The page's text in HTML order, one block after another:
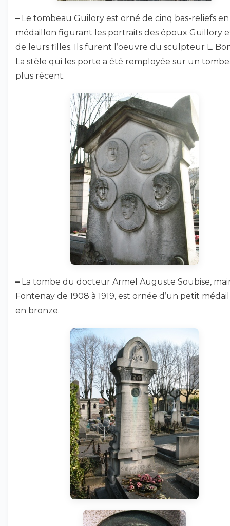
– Le tombeau Guilory est orné de cinq bas-reliefs en
médaillon figurant les portraits des époux Guillory
de leurs filles. Ils furent l’oeuvre du sculpteur L.
La stèle qui les porte a été remployée sur un
plus récent.
– La tombe du docteur Armel Auguste Soubise,
Fontenay de 1908 à 1919, est ornée d’un petit
en bronze.